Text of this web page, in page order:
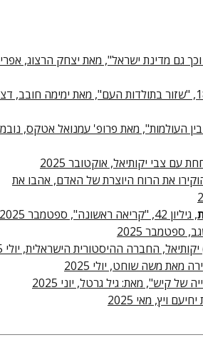
גם מדינת ישראל", מאת יצחק הרצוג,
- מגזין ישראלי להיסטוריה, גיליון 186, "שזור בתולדות העם", מאת ימימה
בין העולמות", מאת פרופ' עמנואל אטקס,
עם צבי יקותיאל, אוקטובר 2025
את הרוח היוצרת של האדם, אהבו את
, גיליון 42, "קריאה ראשונה", ספטמבר 2025
ספטמבר 2025
החברה ההיסטורית הישראלית, יולי 2025
מאת משה שוחט, יולי 2025
קיש", מאת: גיל גרטל, יוני 2025